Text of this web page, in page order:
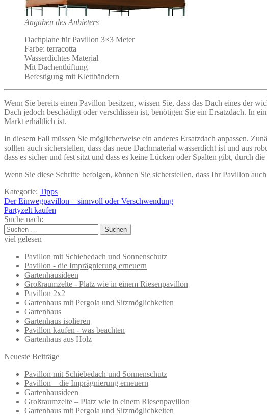
Angaben des Anbieters
Dachplane für Pavillon 3×3 Meter
Farbe: terracotta
Wasserdichtes Material
Mit Dachentlüftung
Befestigung mit Klettbändern
Wenn Sie bereits einen Pavillon besitzen, wissen Sie, dass das Dach eines der
Dach jedoch beschädigt oder verschlissen ist, benötigen Sie ein Ersatzdach. In
Markt erhältlich ist.
In diesem Fall müssen Sie möglicherweise ein anderes Ersatzdach anpassen.
sollten auch sicherstellen, dass das neue Dachmaterial wasserdicht ist und aus
dass es sicher und fest sitzt und dass es keine Lücken oder Spalten gibt, durch
Wenn Sie diese Schritte befolgen, können Sie sicherstellen, dass Ihr Pavillon
Kategorie: Tipps
Beitragsnavigation
Vorheriger
Beitrag:
Der Einwegpavillon – sinnvoll oder Verschwendung
Nächster
Beitrag:
Partyzelt kaufen
Suche nach:
Suchen
nach:
viel gelesen
Pavillon mit Schiebedach und Sonnenschutz
Pavillon - die Imprägnierung erneuern
Gartenhausideen
Großraumzelte - Platz wie in einem Riesenpavillon
Pavillon 2x2
Gartenhaus mit Pergola und Sitzmöglichkeiten
Gartenhaus
Gartenhaus isolieren
Pavillon kaufen - was beachten
Gartenhaus aus Holz
Neueste Beiträge
Pavillon mit Schiebedach und Sonnenschutz
Pavillon – die Imprägnierung erneuern
Gartenhausideen
Großraumzelte – Platz wie in einem Riesenpavillon
Gartenhaus mit Pergola und Sitzmöglichkeiten